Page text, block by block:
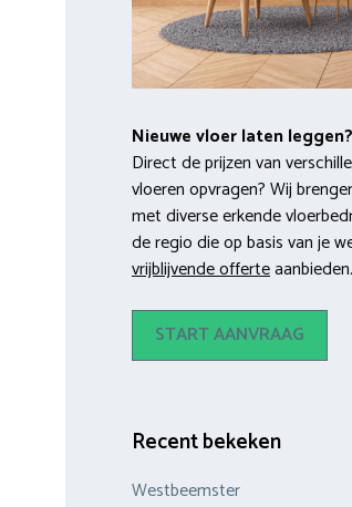
Nieuwe vloer laten leggen?
Direct de prijzen van
vloeren opvragen? Wij
met diverse erkende
de regio die op basis van je
vrijblijvende offerteaanbieden.
START AANVRAAG
Recent bekeken
Westbeemster